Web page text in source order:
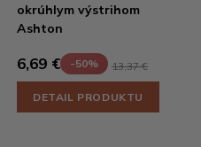
okrúhlym výstrihom
Ashton
6,69 € -50% 13,37 €
DETAIL PRODUKTU